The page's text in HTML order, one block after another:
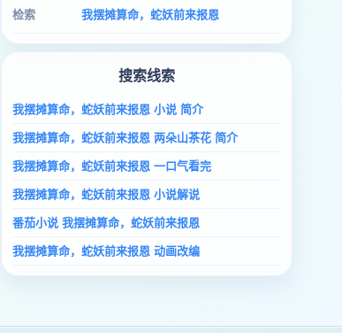
检索 我摆摊算命，蛇妖前来报恩
搜索线索
我摆摊算命，蛇妖前来报恩 小说 简介
我摆摊算命，蛇妖前来报恩 两朵山茶花 简介
我摆摊算命，蛇妖前来报恩 一口气看完
我摆摊算命，蛇妖前来报恩 小说解说
番茄小说 我摆摊算命，蛇妖前来报恩
我摆摊算命，蛇妖前来报恩 动画改编